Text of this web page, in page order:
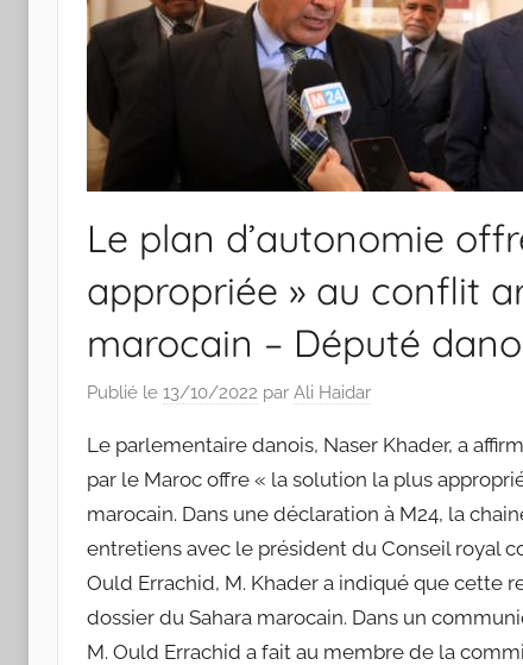
Le plan d’autonomie
appropriée » au conflit
marocain – Député
Publié le 13/10/2022 par Ali Haidar
Le parlementaire danois, Naser Khader, a
par le Maroc offre « la solution la plus
marocain. Dans une déclaration à M24, la
entretiens avec le président du Conseil royal
Ould Errachid, M. Khader a indiqué que cette
dossier du Sahara marocain. Dans un
M. Ould Errachid a fait au membre de la